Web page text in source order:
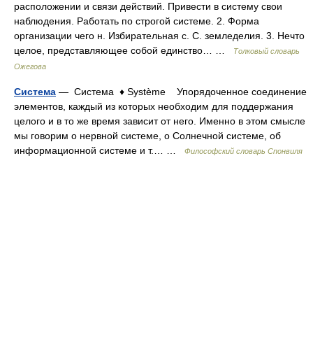
расположении и связи действий. Привести в систему свои
наблюдения. Работать по строгой системе. 2. Форма
организации чего н. Избирательная с. С. земледелия. 3. Нечто
целое, представляющее собой единство… …
Толковый словарь
Ожегова
Система — Система ♦ Système Упорядоченное соединение
элементов, каждый из которых необходим для поддержания
целого и в то же время зависит от него. Именно в этом смысле
мы говорим о нервной системе, о Солнечной системе, об
информационной системе и т.… …
Философский словарь Спонвиля